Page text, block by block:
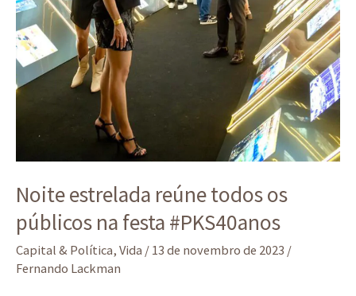
Noite estrelada reúne todos os
públicos na festa #PKS40anos
Capital & Política, Vida / 13 de novembro de 2023 /
Fernando Lackman